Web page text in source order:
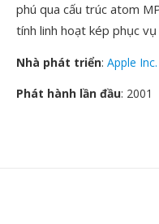
phú qua cấu trúc atom
tính linh hoạt kép phục
Nhà phát triển: Apple Inc.
Phát hành lần đầu: 2001